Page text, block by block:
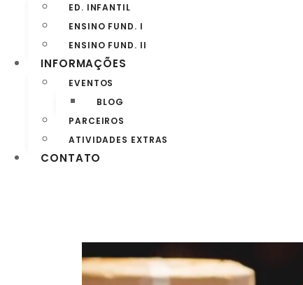
ED. INFANTIL
ENSINO FUND. I
ENSINO FUND. II
INFORMAÇÕES
EVENTOS
BLOG
PARCEIROS
ATIVIDADES EXTRAS
CONTATO